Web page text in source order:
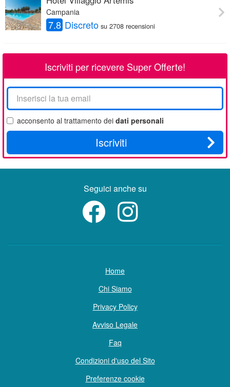
Campania
7.8 Discreto su 2708 recensioni
Iscriviti per ricevere Super Offerte!
La
tua
email
acconsento al trattamento dei dati personali
Iscriviti
Seguici anche su
Home
Chi Siamo
Privacy Policy
Avviso Legale
Faq
Condizioni d'uso del Sito
Preferenze cookie